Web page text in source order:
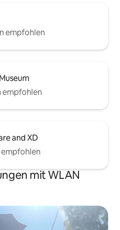
empfohlen
empfohlen
and XD
empfohlen
mit WLAN